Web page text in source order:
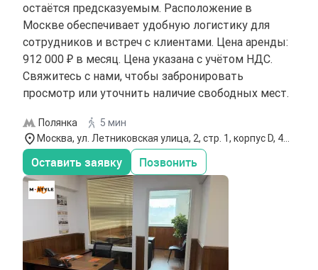
остаётся предсказуемым. Расположение в
Москве обеспечивает удобную логистику для
сотрудников и встреч с клиентами. Цена аренды:
912 000 ₽ в месяц. Цена указана с учётом НДС.
Свяжитесь с нами, чтобы забронировать
просмотр или уточнить наличие свободных мест.
Полянка
5 мин
Москва, ул. Летниковская улица, 2, стр. 1, корпус D, 4
этаж
Оставить заявку Позвонить